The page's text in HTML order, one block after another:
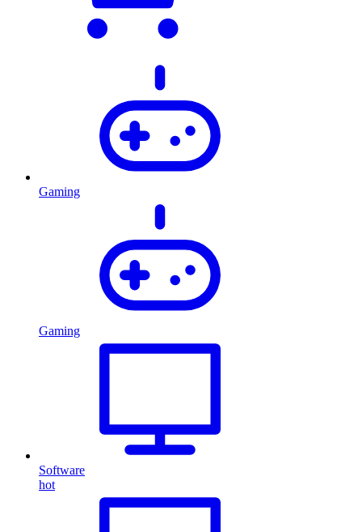
Gaming
Gaming
Software
hot